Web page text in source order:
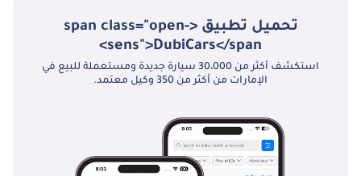
تحميل تطبيق <span class="open-
sens">DubiCars</span>
استكشف أكثر من 30،000 سيارة جديدة ومستعملة للبيع في
الإمارات من أكثر من 350 وكيل معتمد.